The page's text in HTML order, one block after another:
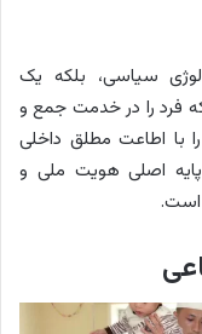
سیاسی، بلکه یک
فرد را در خدمت جمع و
با اطاعت مطلق داخلی
اصلی هویت ملی و
است.